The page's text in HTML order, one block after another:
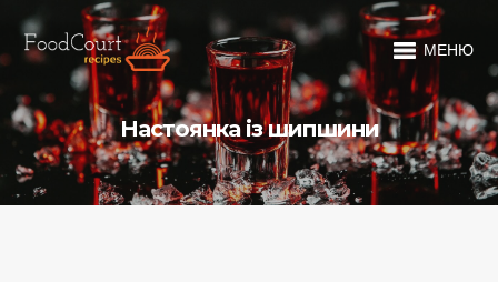
МЕНЮ
Настоянка із шипшини